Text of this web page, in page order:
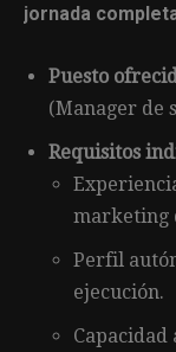
jornada
Puesto
(Manager de
Requisitos
marketing
Perfil
ejecución.
Capacidad